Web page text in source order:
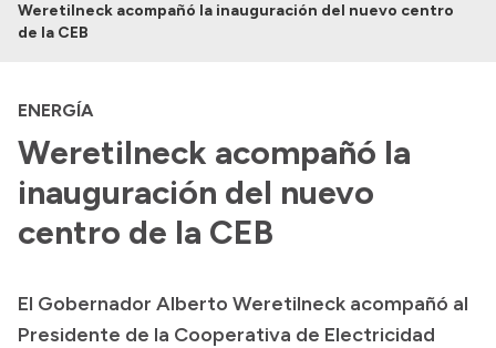
Institucional
Misión y Visión
Normativa
Transparencia
Boletín Oficial
Weretilneck acompañó la inauguración del nuevo centro
de la CEB
ENERGÍA
Weretilneck acompañó la
inauguración del nuevo
centro de la CEB
El Gobernador Alberto Weretilneck acompañó al
Presidente de la Cooperativa de Electricidad